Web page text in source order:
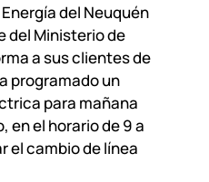
del Neuquén
del Ministerio de
a sus clientes de
programado un
para mañana
en el horario de 9 a
el cambio de línea